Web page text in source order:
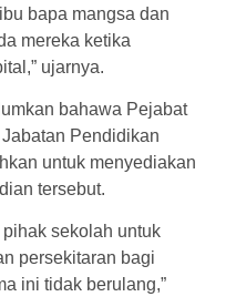
bapa mangsa dan
mereka ketika
ujarnya.
bahawa Pejabat
Pendidikan
untuk menyediakan
tersebut.
sekolah untuk
persekitaran bagi
ini tidak berulang,”